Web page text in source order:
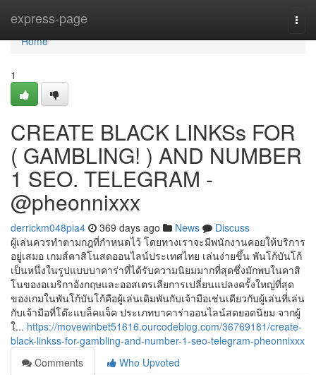
express-page
Home
Home
1
CREATE BLACK LINKSs FOR
( GAMBLING! ) AND NUMBER
1 SEO. TELEGRAM -
@pheonnixxx
derrickm048pia4 369 days ago News
Discuss
ผู้เล่นควรทำตามกฎที่กำหนดไว้ โดยทางเราจะมีพนักงานคอยให้บริการ
อยู่เสมอ เกมส์คาสิโนสดออนไลน์ประเทศไทย เล่นง่ายขึ้น พันโก้บันโก้
เป็นหนึ่งในรูปแบบบาคาร่าที่ได้รับความนิยมมากที่สุดซึ่งมักพบในคาสิ
โนของอเมริกาอังกฤษและออสเตรเลียการเปลี่ยนแปลงครั้งใหญ่ที่สุด
ของเกมในพันโก้บันโก้คือผู้เล่นเดิมพันกับเจ้ามือเช่นเดียวกับผู้เล่นที่เล่น
กับเจ้ามือที่โต๊ะแบล็คแจ็ค ประเภทบาคาร่าออนไลน์สดยอดนิยม จากผู้
ใ... https://movewinbet51616.ourcodeblog.com/36769181/create-
black-linkss-for-gambling-and-number-1-seo-telegram-pheonnixxx
Comments
Who Upvoted